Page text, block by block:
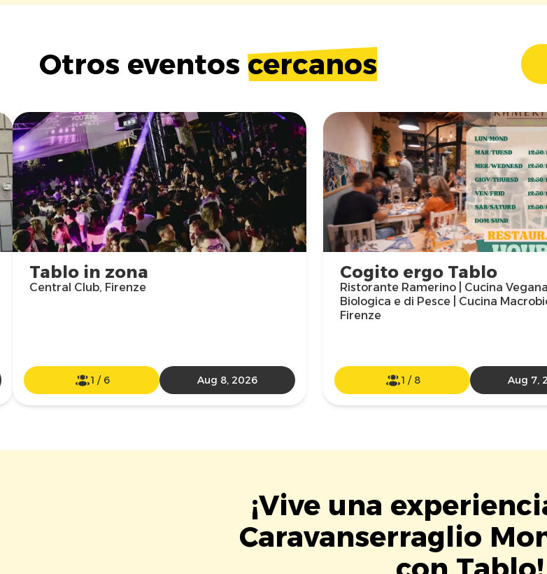
Otros eventos cercanos
Cogito ergo Tablo
Ristorante Ramerino | Cucina Vegana
Biologica e di Pesce | Cucina
Firenze
1 / 8 Aug 7,
Tablo in zona
Central Club, Firenze
1 / 6 Aug 8, 2026
¡Vive una
Caravanserraglio